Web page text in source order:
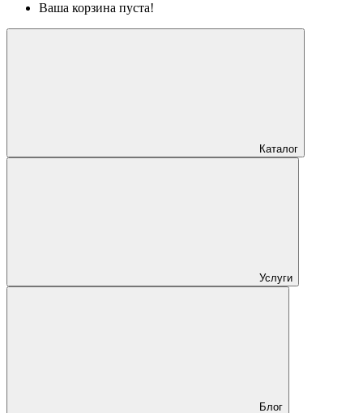
Ваша корзина пуста!
Каталог
Услуги
Блог